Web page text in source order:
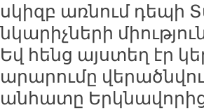
սկիզբ առնում
նկարիչների
Եվ հենց այստեղ էր
արարումը
անհատը